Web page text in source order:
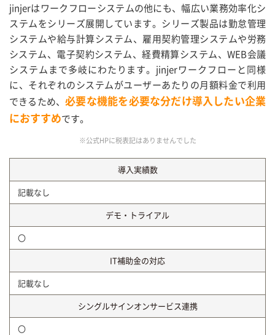
jinjerはワークフローシステムの他にも、幅広い業務効率化シ
ステムをシリーズ展開しています。シリーズ製品は勤怠管理
システムや給与計算システム、雇用契約管理システムや労務
システム、電子契約システム、経費精算システム、WEB会議
システムまで多岐にわたります。jinjerワークフローと同様
に、それぞれのシステムがユーザーあたりの月額料金で利用
できるため、必要な機能を必要な分だけ導入したい企業
におすすめです。
※公式HPに税表記はありませんでした
導入実績数
記載なし
デモ・トライアル
〇
IT補助金の対応
記載なし
シングルサインオンサービス連携
〇